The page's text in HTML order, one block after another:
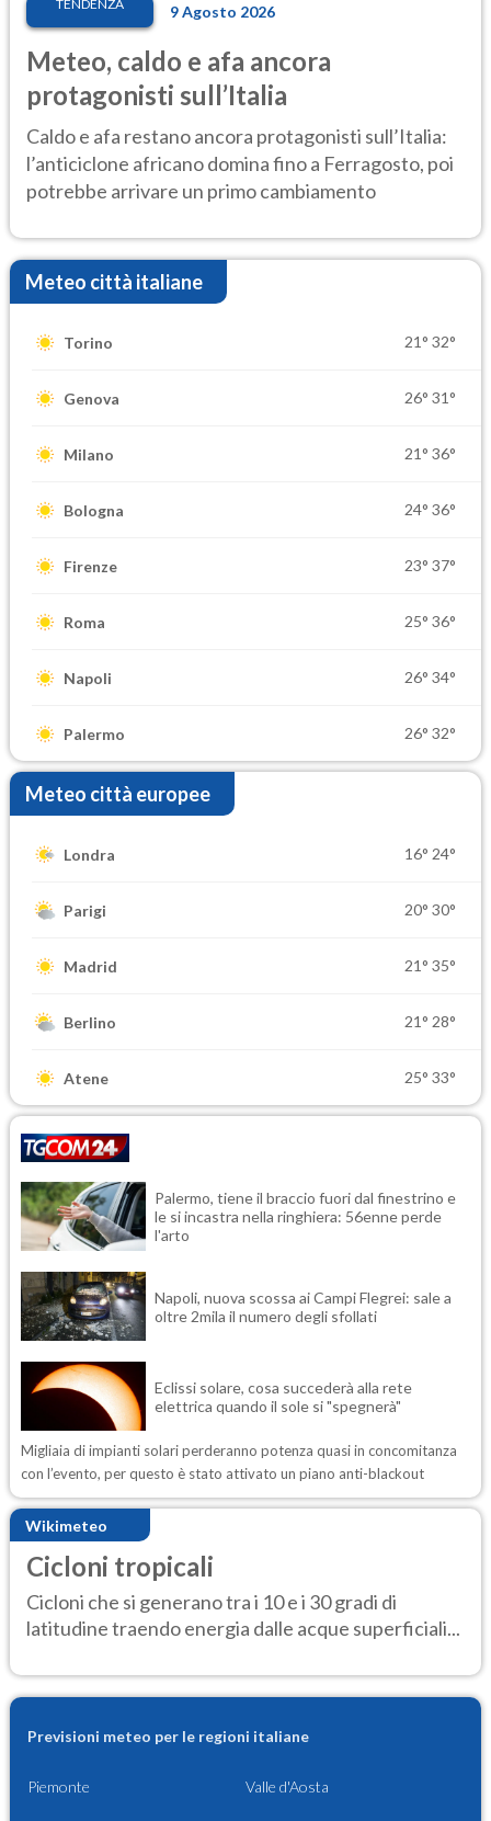
TENDENZA 9 Agosto 2026
Meteo, caldo e afa ancora
protagonisti sull’Italia
Caldo e afa restano ancora protagonisti sull’Italia:
l’anticiclone africano domina fino a Ferragosto, poi
potrebbe arrivare un primo cambiamento
Meteo città italiane
Torino 21° 32°
Genova 26° 31°
Milano 21° 36°
Bologna 24° 36°
Firenze 23° 37°
Roma 25° 36°
Napoli 26° 34°
Palermo 26° 32°
Meteo città europee
Londra 16° 24°
Parigi 20° 30°
Madrid 21° 35°
Berlino 21° 28°
Atene 25° 33°
Palermo, tiene il braccio fuori dal finestrino e
le si incastra nella ringhiera: 56enne perde
l'arto
Napoli, nuova scossa ai Campi Flegrei: sale a
oltre 2mila il numero degli sfollati
Eclissi solare, cosa succederà alla rete
elettrica quando il sole si "spegnerà"
Migliaia di impianti solari perderanno potenza quasi in concomitanza
con l’evento, per questo è stato attivato un piano anti-blackout
Wikimeteo
Cicloni tropicali
Cicloni che si generano tra i 10 e i 30 gradi di
latitudine traendo energia dalle acque superficiali...
Previsioni meteo per le regioni italiane
Piemonte Valle d'Aosta